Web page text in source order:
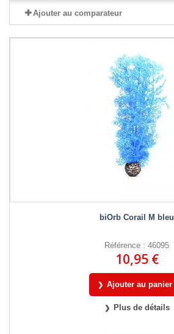
Ajouter au comparateur
biOrb Corail M bleu
Référence : 46095
10,95 €
Ajouter au panier
Plus de détails